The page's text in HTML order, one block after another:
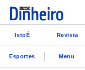
IstoÉ Revista
Esportes Menu